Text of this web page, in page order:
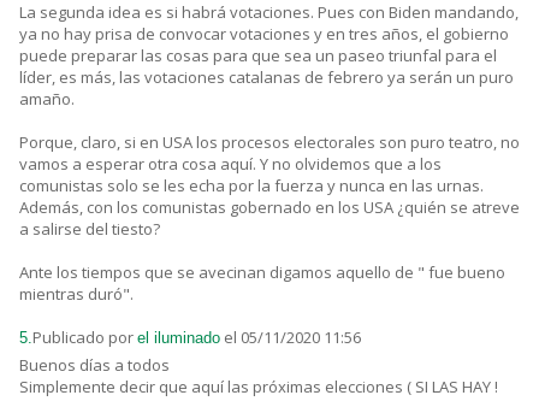
La segunda idea es si habrá votaciones. Pues con Biden mandando,
ya no hay prisa de convocar votaciones y en tres años, el gobierno
puede preparar las cosas para que sea un paseo triunfal para el
líder, es más, las votaciones catalanas de febrero ya serán un puro
amaño.
Porque, claro, si en USA los procesos electorales son puro teatro, no
vamos a esperar otra cosa aquí. Y no olvidemos que a los
comunistas solo se les echa por la fuerza y nunca en las urnas.
Además, con los comunistas gobernado en los USA ¿quién se atreve
a salirse del tiesto?
Ante los tiempos que se avecinan digamos aquello de " fue bueno
mientras duró".
5.Publicado por el iluminado el 05/11/2020 11:56
Buenos días a todos
Simplemente decir que aquí las próximas elecciones ( SI LAS HAY !